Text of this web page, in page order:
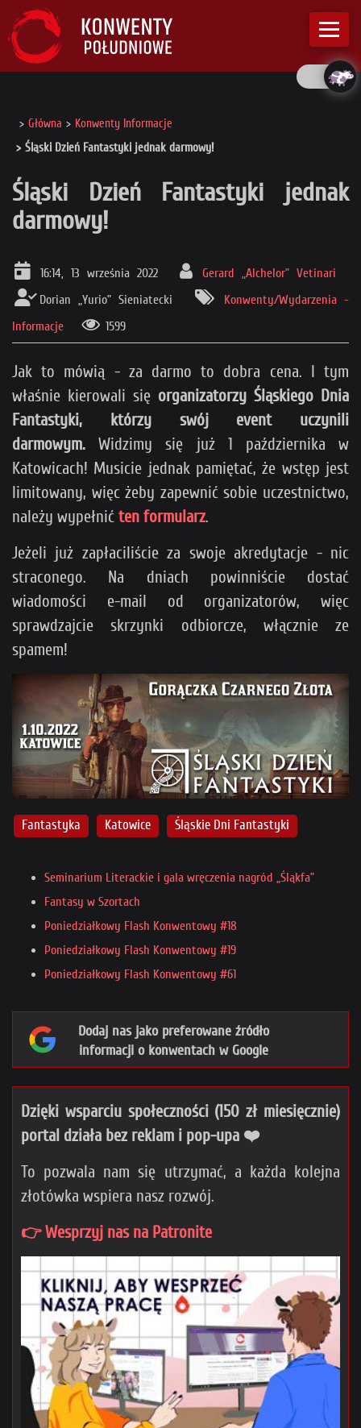
Główna
Konwenty Informacje
Śląski Dzień Fantastyki jednak darmowy!
Śląski Dzień Fantastyki jednak
darmowy!
16:14, 13 września 2022
Gerard „Alchelor” Vetinari
Dorian „Yurio” Sieniatecki
Konwenty/Wydarzenia -
Informacje
1599
Jak to mówią - za darmo to dobra cena. I tym
właśnie kierowali się organizatorzy Śląskiego Dnia
Fantastyki, którzy swój event uczynili
darmowym. Widzimy się już 1 października w
Katowicach! Musicie jednak pamiętać, że wstęp jest
limitowany, więc żeby zapewnić sobie uczestnictwo,
należy wypełnić ten formularz.
Jeżeli już zapłaciliście za swoje akredytacje - nic
straconego. Na dniach powinniście dostać
wiadomości e-mail od organizatorów, więc
sprawdzajcie skrzynki odbiorcze, włącznie ze
spamem!
Fantastyka Katowice Śląskie Dni Fantastyki
Seminarium Literackie i gala wręczenia nagród „Śląkfa”
Fantasy w Szortach
Poniedziałkowy Flash Konwentowy #18
Poniedziałkowy Flash Konwentowy #19
Poniedziałkowy Flash Konwentowy #61
Dodaj nas jako preferowane źródło
informacji o konwentach w Google
Dzięki wsparciu społeczności (150 zł miesięcznie)
portal działa bez reklam i pop-upa ❤️
To pozwala nam się utrzymać, a każda kolejna
złotówka wspiera nasz rozwój.
👉 Wesprzyj nas na Patronite